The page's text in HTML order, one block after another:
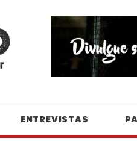
ENTREVISTAS